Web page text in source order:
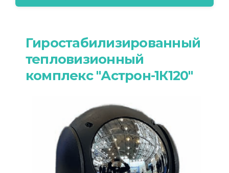
Гиростабилизированный
тепловизионный
комплекс "Астрон-1К120"